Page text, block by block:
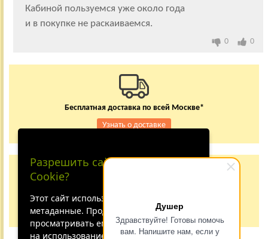
Душер
Здравствуйте! Готовы помочь
вам. Напишите нам, если у
Кабиной пользуемся уже около года
и в покупке не раскаиваемся.
0 0
Бесплатная доставка по всей Москве*
Узнать о доставке
Заказывайте по телефону
Не дозвонились?
Разрешить сайту принимать
Cookie?
Этот сайт использует файлы cookie и
метаданные. Продолжая
просматривать его, вы соглашаетесь
на использование нами файлов cookie